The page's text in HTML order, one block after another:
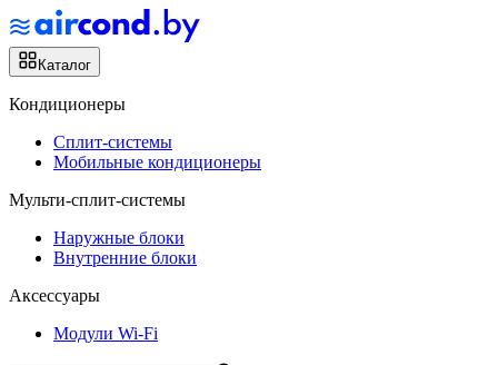
Каталог
Кондиционеры
Сплит-системы
Мобильные кондиционеры
Мульти-сплит-системы
Наружные блоки
Внутренние блоки
Аксессуары
Модули Wi-Fi